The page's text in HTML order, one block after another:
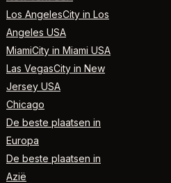
Los AngelesCity in Los
Angeles USA
MiamiCity in Miami USA
Las VegasCity in New
Jersey USA
Chicago
De beste plaatsen in
Europa
De beste plaatsen in
Azië